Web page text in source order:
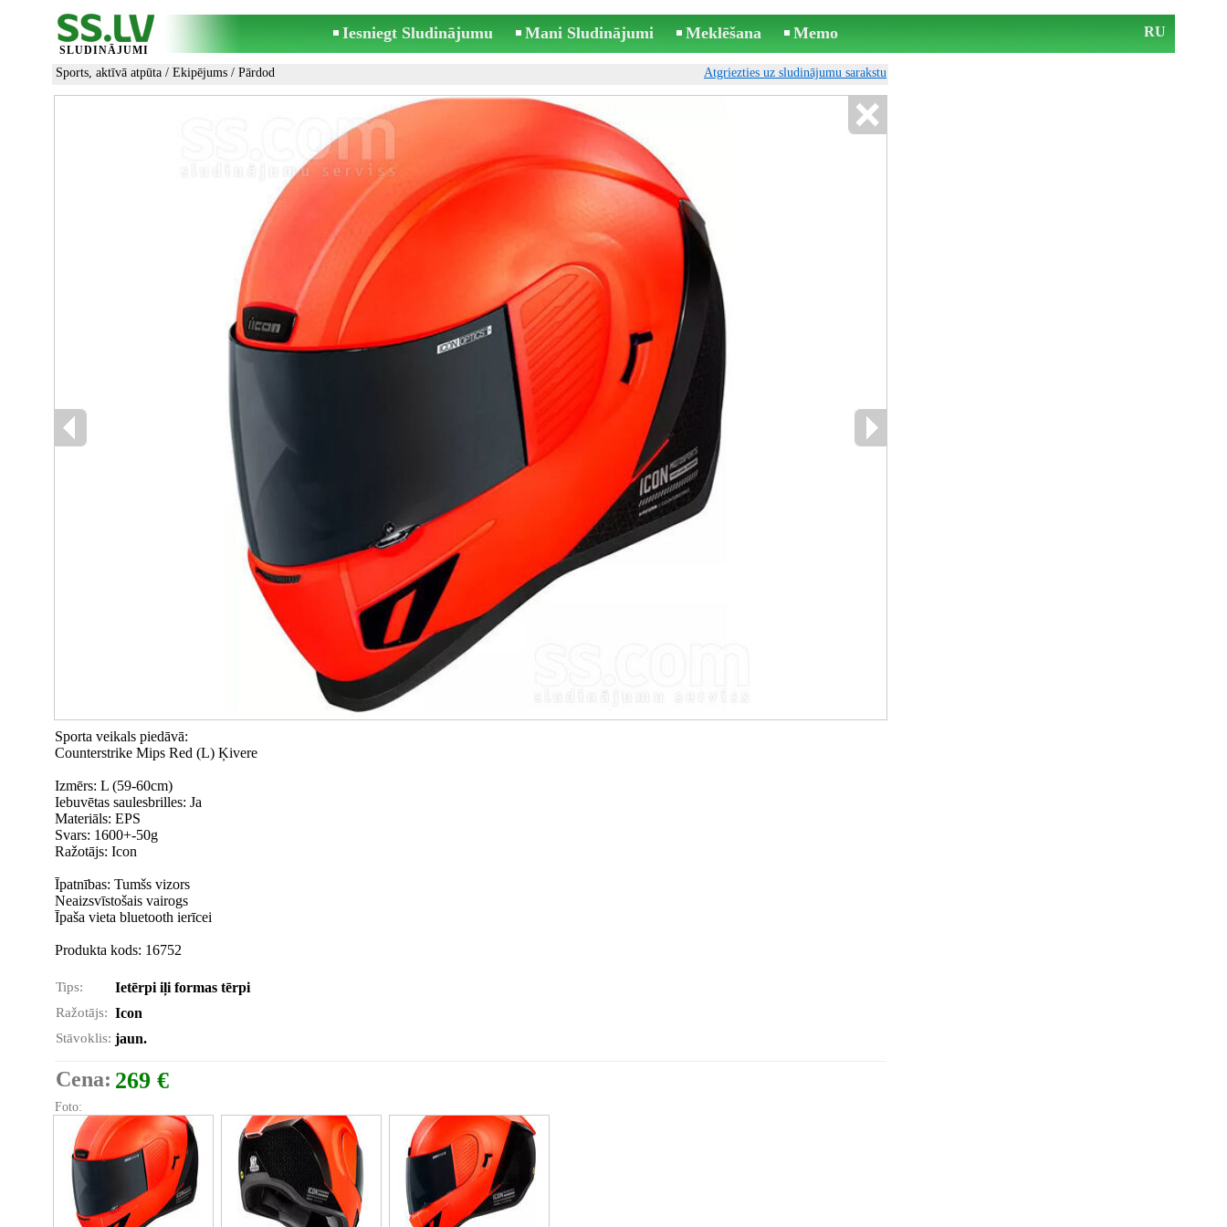
SLUDINĀJUMI
Iesniegt Sludinājumu Mani Sludinājumi Meklēšana Memo RU
Sports, aktīvā atpūta / Ekipējums / Pārdod Atgriezties uz sludinājumu sarakstu
Sporta veikals piedāvā:
Counterstrike Mips Red (L) Ķivere
Izmērs: L (59-60cm)
Iebuvētas saulesbrilles: Ja
Materiāls: EPS
Svars: 1600+-50g
Ražotājs: Icon
Īpatnības: Tumšs vizors
Neaizsvīstošais vairogs
Īpaša vieta bluetooth ierīcei
Produkta kods: 16752
Tips: Ietērpi iļi formas tērpi
Ražotājs: Icon
Stāvoklis: jaun.
Cena: 269 €
Foto: